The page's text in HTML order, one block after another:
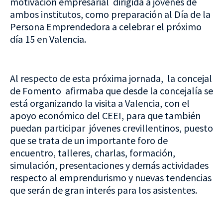
ambos institutos, como preparación al Día de la
Persona Emprendedora a celebrar el próximo
día 15 en Valencia.
Al respecto de esta próxima jornada, la concejal
de Fomento afirmaba que desde la concejalía se
está organizando la visita a Valencia, con el
apoyo económico del CEEI, para que también
puedan participar jóvenes crevillentinos, puesto
que se trata de un importante foro de
encuentro, talleres, charlas, formación,
simulación, presentaciones y demás actividades
respecto al emprendurismo y nuevas tendencias
que serán de gran interés para los asistentes.